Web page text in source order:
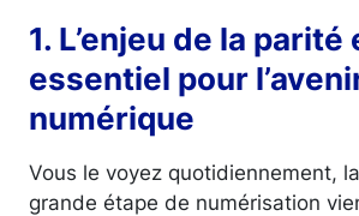
1. L’enjeu de la parité
essentiel pour
numérique
Vous le voyez quotidiennement,
grande étape de numérisation